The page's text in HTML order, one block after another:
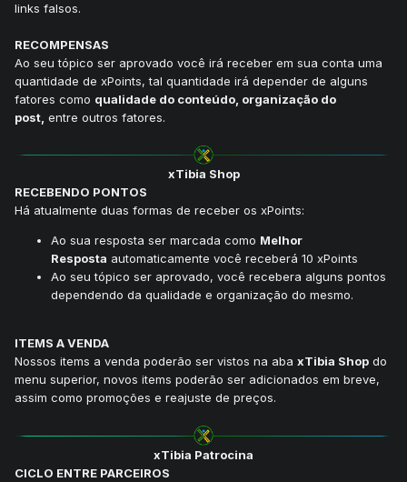
links falsos.
RECOMPENSAS
Ao seu tópico ser aprovado você irá receber em sua conta uma
quantidade de xPoints, tal quantidade irá depender de alguns
fatores como qualidade do conteúdo, organização do
post, entre outros fatores.
xTibia Shop
RECEBENDO PONTOS
Há atualmente duas formas de receber os xPoints:
Ao sua resposta ser marcada como Melhor
Resposta automaticamente você receberá 10 xPoints
Ao seu tópico ser aprovado, você recebera alguns pontos
dependendo da qualidade e organização do mesmo.
ITEMS A VENDA
Nossos items a venda poderão ser vistos na aba xTibia Shop do
menu superior, novos items poderão ser adicionados em breve,
assim como promoções e reajuste de preços.
xTibia Patrocina
CICLO ENTRE PARCEIROS